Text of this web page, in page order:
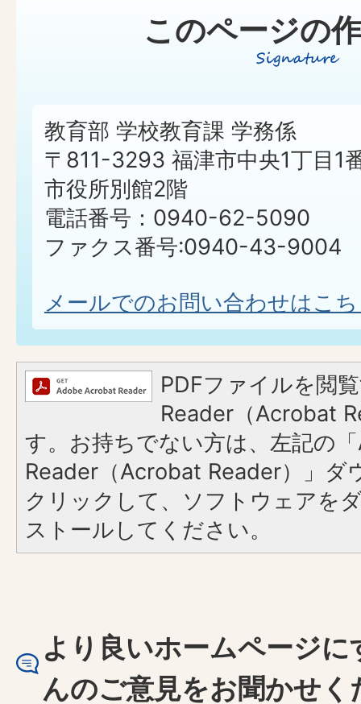
このページの
教育部 学校教育課 学務係
〒811-3293 福津市中央1丁目1
市役所別館2階
電話番号：0940-62-5090
ファクス番号:0940-43-9004
メールでのお問い合わせはこ
PDFファイルを閲
Reader（Acrobat
す。お持ちでない方は、左記の
Reader（Acrobat Reader）」ダ
クリックして、ソフトウェアを
ストールしてください。
より良いホームページ
んのご意見をお聞かせく